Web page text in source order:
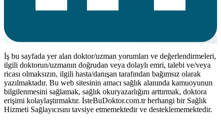
İş bu sayfada yer alan doktor/uzman yorumları ve değerlendirmeleri,
ilgili doktorun/uzmanın doğrudan veya dolaylı emri, talebi ve/veya
ricası olmaksızın, ilgili hasta/danışan tarafından bağımsız olarak
yazılmaktadır. Bu web sitesinin amacı sağlık alanında kamuoyunun
bilgilenmesini sağlamak, sağlık okuryazarlığını arttırmak, doktora
erişimi kolaylaştırmaktır. İsteBuDoktor.com.tr herhangi bir Sağlık
Hizmeti Sağlayıcısını tavsiye etmemektedir ve desteklememektedir.